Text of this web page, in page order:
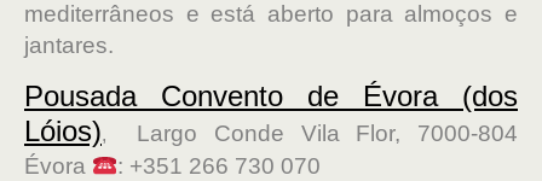
mediterrâneos e está aberto para almoços e
jantares.
Pousada Convento de Évora (dos
Lóios), Largo Conde Vila Flor, 7000-804
Évora
: +351 266 730 070